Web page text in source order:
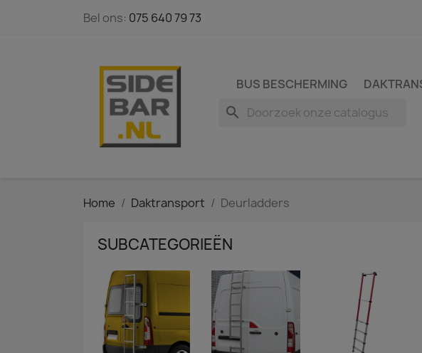
Bel ons: 075 640 79 73
BUS BESCHERMING
search
Home Daktransport Deurladders
SUBCATEGORIEËN